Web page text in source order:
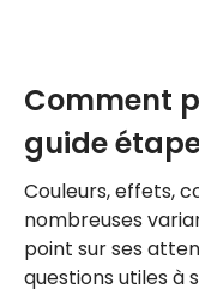
Comment
guide
Couleurs, effets,
nombreuses
point sur ses
questions utiles à